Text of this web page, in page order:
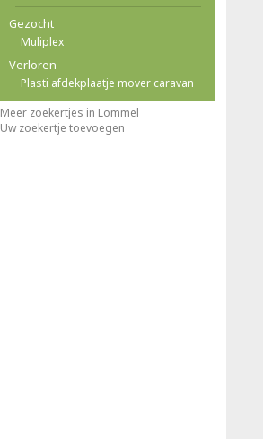
Gezocht
Muliplex
Verloren
Plasti afdekplaatje mover caravan
Meer zoekertjes in Lommel
Uw zoekertje toevoegen